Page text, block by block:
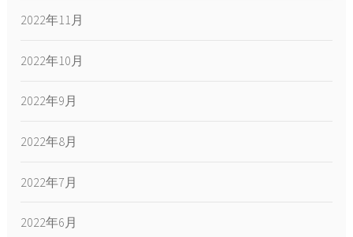
2022年11月
2022年10月
2022年9月
2022年8月
2022年7月
2022年6月